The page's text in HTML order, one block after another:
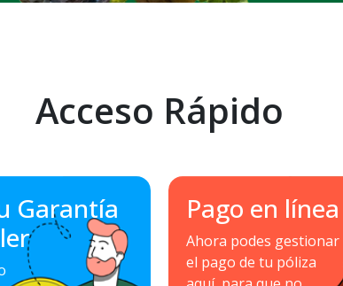
Acceso Rápido
Garantía
Pago en línea
Ahora podes gestionar
el pago de tu póliza